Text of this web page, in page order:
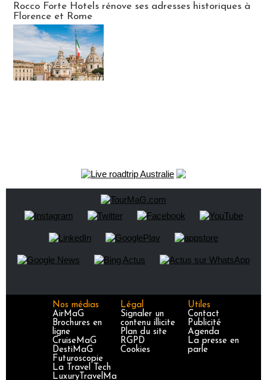
Rocco Forte Hotels rénove ses adresses historiques à
Florence et Rome
Nos médias
AirMaG
Brochures en
ligne
CruiseMaG
DestiMaG
Futuroscopie
La Travel Tech
LuxuryTravelMa
Légal
Signaler un
contenu illicite
Plan du site
RGPD
Cookies
Utiles
Contact
Publicité
Agenda
La presse en
parle